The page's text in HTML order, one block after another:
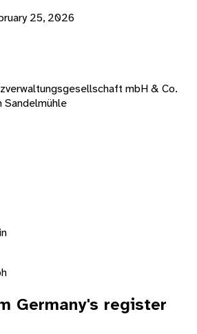
25, 2026
mbH & Co.
Sandelmühle
Germany's register